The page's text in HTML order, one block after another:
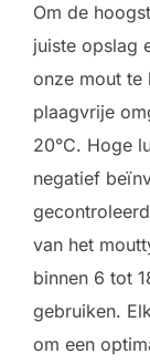
Om de
juiste opslag
onze mout te
plaagvrije
20°C. Hoge
negatief
van het
binnen 6 tot
gebruiken.
om een